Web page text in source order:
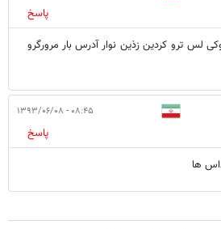
پاسخ
لس ترو کردین زذین نوار آدرس بار مرورگرو
۰۸:۴۵ - ۱۳۹۳/۰۶/۰۸
پاسخ
ها